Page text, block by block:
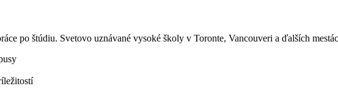
po štúdiu. Svetovo uznávané vysoké školy v Toronte, Vancouveri a ďalších